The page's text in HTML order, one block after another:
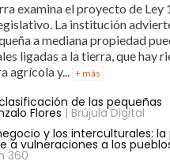
examina el proyecto de Ley
La institución
a mediana propiedad
ligadas a la tierra, que hay
agrícola y... + más
de las pequeñas
Flores | Brújula Digital
y los interculturales:
a vulneraciones a los
360